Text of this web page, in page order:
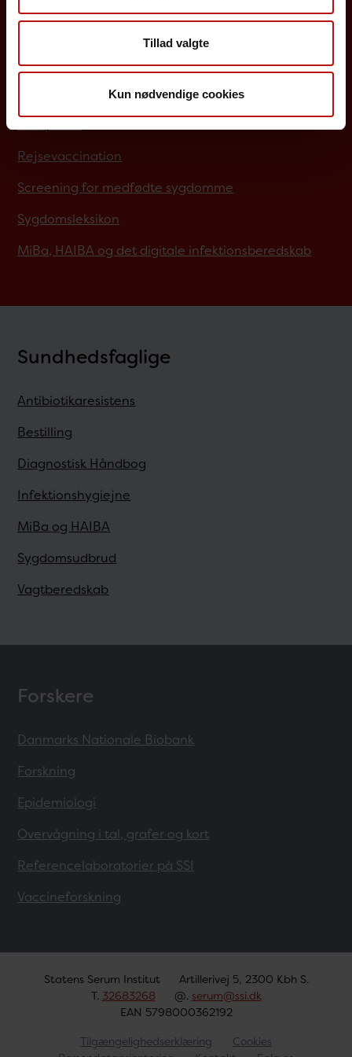
Tillad valgte
Kun nødvendige cookies
Borgere
Det danske børnevaccinationsprogram
Influenzavaccination
Rejsevaccination
Screening for medfødte sygdomme
Sygdomsleksikon
MiBa, HAIBA og det digitale infektionsberedskab
Sundhedsfaglige
Antibiotikaresistens
Bestilling
Diagnostisk Håndbog
Infektionshygiejne
MiBa og HAIBA
Sygdomsudbrud
Vagtberedskab
Forskere
Danmarks Nationale Biobank
Forskning
Epidemiologi
Overvågning i tal, grafer og kort
Referencelaboratorier på SSI
Vaccineforskning
Statens Serum Institut
Artillerivej 5, 2300 Kbh S.
T. 32683268 @. serum@ssi.dk
EAN 5798000362192
Tilgængelighedserklæring
Cookies